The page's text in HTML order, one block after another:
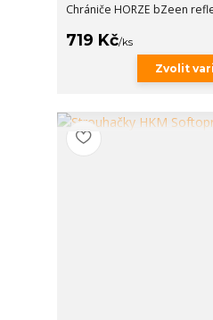
Chrániče HORZE bZeen
719 Kč/ks
Zvolit